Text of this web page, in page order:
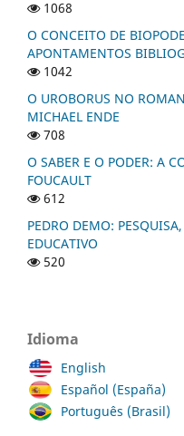
1068
O CONCEITO DE
APONTAMENTOS
1042
O UROBORUS NO
MICHAEL ENDE
708
O SABER E O PODER: A
FOUCAULT
612
PEDRO DEMO:
EDUCATIVO
520
Idioma
English
Español (España)
Português (Brasil)